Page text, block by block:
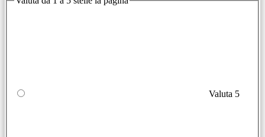
Valuta 5